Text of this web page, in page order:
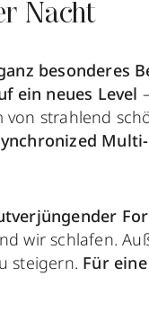
Nacht
besonderes
ein neues Level
von strahlend
wir schlafen.
steigern. Für